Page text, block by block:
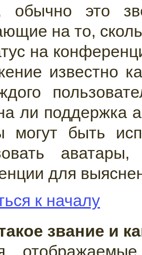
обычно это
на то,
на
известно
ли поддержка
могут быть
для
к началу
звание и